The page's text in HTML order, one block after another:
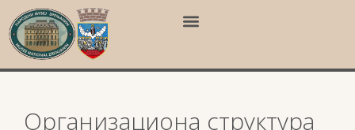
Организациона структура